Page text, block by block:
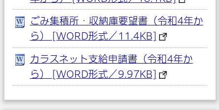
ごみ集積所・収納庫要望書（令和4年か
ら） [WORD形式／11.4KB]
カラスネット支給申請書（令和4年か
ら） [WORD形式／9.97KB]